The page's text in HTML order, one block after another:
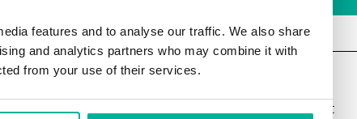
features and to analyse our traffic. We also share
and analytics partners who may combine it with
from your use of their services.
gäller för det första året, därefter ersätts de av vårt